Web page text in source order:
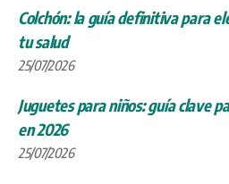
Colchón: la guía definitiva para
tu salud
25/07/2026
Juguetes para niños: guía clave
en 2026
25/07/2026